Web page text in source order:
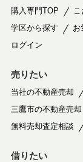
購入専門TOP
学区から探す
お
ログイン
売りたい
当社の不動産売却
三鷹市の不動産売却
無料売却査定相談
借りたい